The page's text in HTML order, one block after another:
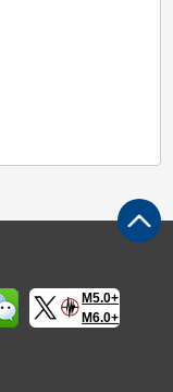
M5.0+
M6.0+